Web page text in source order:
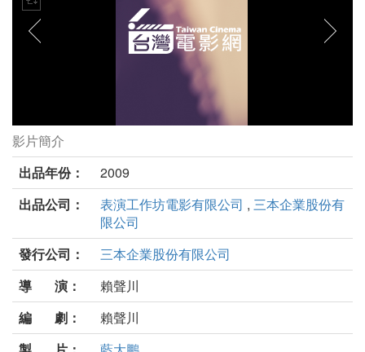
暗戀桃花源劇照
影片簡介
出品年份：
2009
出品公司：
表演工作坊電影有限公司 , 三本企業股份有
限公司
發行公司：
三本企業股份有限公司
導 演：
賴聲川
編 劇：
賴聲川